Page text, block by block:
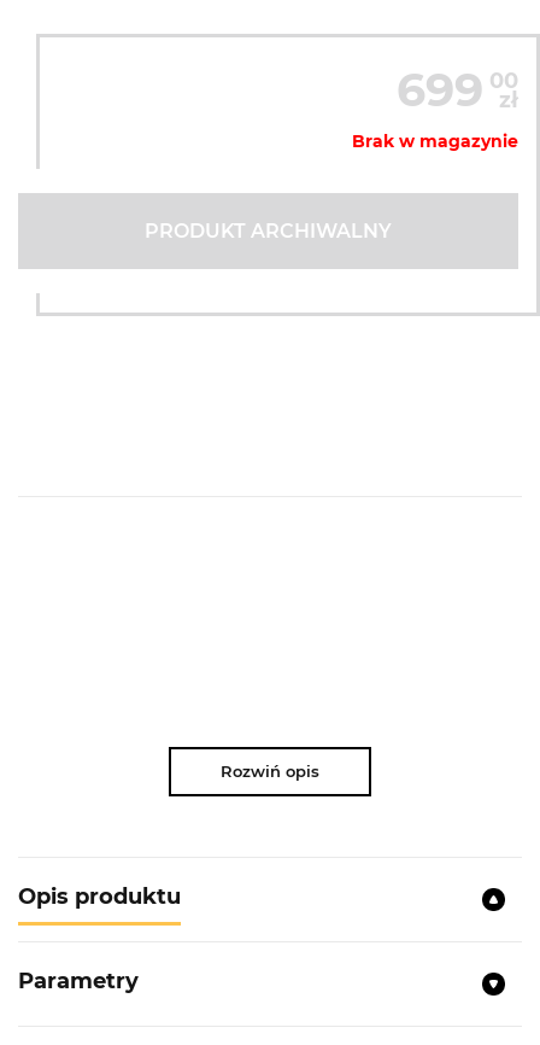
699 00
zł
Brak w magazynie
PRODUKT ARCHIWALNY
Rozwiń opis
Opis produktu
Parametry